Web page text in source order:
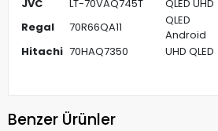
JVC
LT-70VAQ745T QLED UHD
Regal
70R66QA11
QLED
Android
Hitachi 70HAQ7350 UHD QLED
Benzer Ürünler